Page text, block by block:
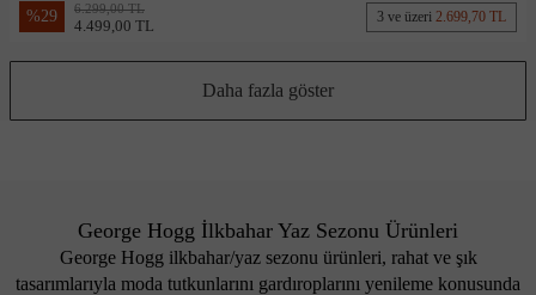
%29 6.299,00 TL
4.499,00 TL 3 ve üzeri 2.699,70 TL
Daha fazla göster
George Hogg İlkbahar Yaz Sezonu Ürünleri
George Hogg ilkbahar/yaz sezonu ürünleri, rahat ve şık
tasarımlarıyla moda tutkunlarını gardıroplarını yenileme konusunda